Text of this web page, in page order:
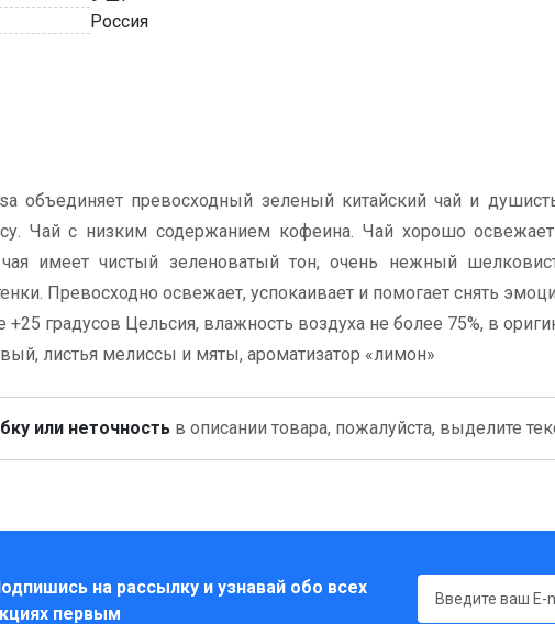
Россия
объединяет превосходный зеленый китайский чай и
Чай с низким содержанием кофеина. Чай хорошо
имеет чистый зеленоватый тон, очень нежный
Превосходно освежает, успокаивает и помогает снять
градусов Цельсия, влажность воздуха не более 75%, в
листья мелиссы и мяты, ароматизатор «лимон»
или неточность в описании товара, пожалуйста, выделите
на рассылку и узнавай обо всех
первым